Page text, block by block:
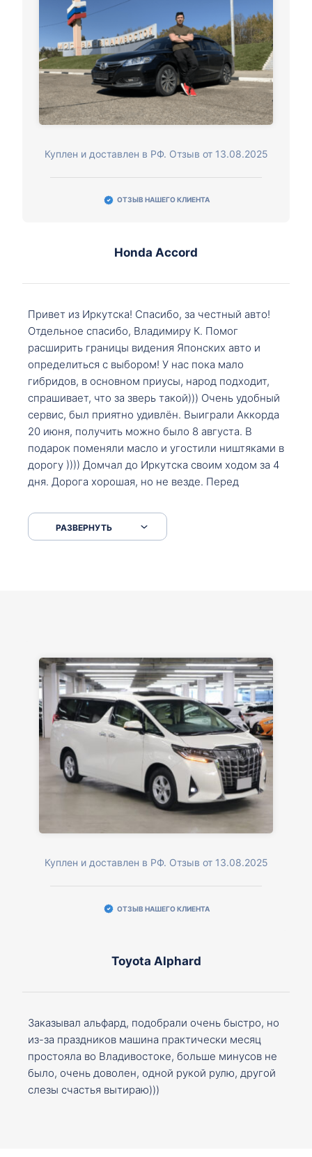
Куплен и доставлен в РФ. Отзыв от 13.08.2025
ОТЗЫВ НАШЕГО КЛИЕНТА
Honda Accord
Привет из Иркутска! Спасибо, за честный авто!
Отдельное спасибо, Владимиру К. Помог
расширить границы видения Японских авто и
определиться с выбором! У нас пока мало
гибридов, в основном приусы, народ подходит,
спрашивает, что за зверь такой))) Очень удобный
сервис, был приятно удивлён. Выиграли Аккорда
20 июня, получить можно было 8 августа. В
подарок поменяли масло и угостили ништяками в
дорогу )))) Домчал до Иркутска своим ходом за 4
дня. Дорога хорошая, но не везде. Перед
серпантинах по пути следования.
РАЗВЕРНУТЬ
Куплен и доставлен в РФ. Отзыв от 13.08.2025
ОТЗЫВ НАШЕГО КЛИЕНТА
Toyota Alphard
Заказывал альфард, подобрали очень быстро, но
из-за праздников машина практически месяц
простояла во Владивостоке, больше минусов не
было, очень доволен, одной рукой рулю, другой
слезы счастья вытираю)))